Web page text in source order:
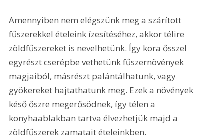
Amennyiben nem elégszünk meg a szárított
fűszerekkel ételeink ízesítéséhez, akkor télire
zöldfűszereket is nevelhetünk. Így kora ősszel
egyrészt cserépbe vethetünk fűszernövények
magjaiból, másrészt palántálhatunk, vagy
gyökereket hajtathatunk meg. Ezek a növények
késő őszre megerősödnek, így télen a
konyhaablakban tartva élvezhetjük majd a
zöldfűszerek zamatait ételeinkben.